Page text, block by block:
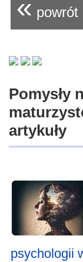
« powrót
Pomysły
artykuły
psychologii